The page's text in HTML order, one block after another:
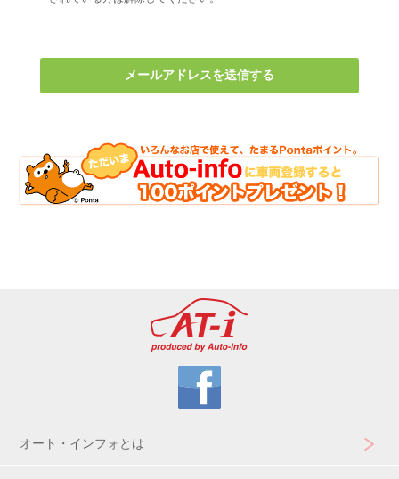
メールアドレスを送信する
オート・インフォとは